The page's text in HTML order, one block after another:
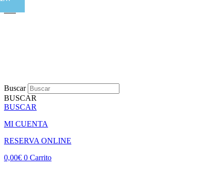
Buscar
BUSCAR
BUSCAR
MI CUENTA
RESERVA ONLINE
0,00€ 0 Carrito